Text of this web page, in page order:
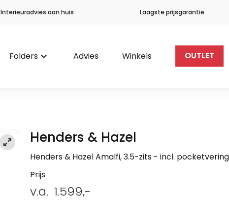
Interieuradvies aan huis Laagste prijsgarantie
Folders keyboard_arrow_down Advies Winkels OUTLET
Henders & Hazel
Henders & Hazel Amalfi, 3.5-zits - incl. pocketvering
Prijs
v.a. 1.599,-